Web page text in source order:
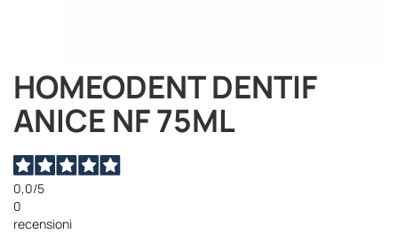
HOMEODENT DENTIF
ANICE NF 75ML
0,0/5
0
recensioni
Vai
all'inizio
della
galleria
immagini